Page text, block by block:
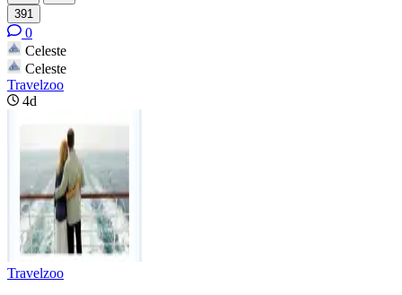
391
0
Celeste
Celeste
Travelzoo
4d
Travelzoo